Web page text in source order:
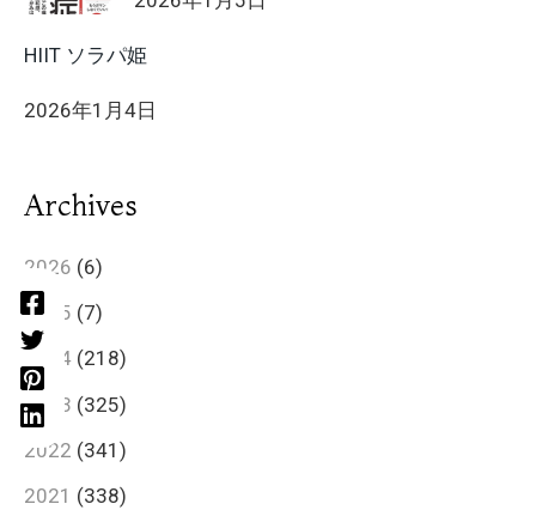
HIIT ソラパ姫
2026年1月4日
Archives
2026 (6)
2025 (7)
2024 (218)
2023 (325)
2022 (341)
2021 (338)